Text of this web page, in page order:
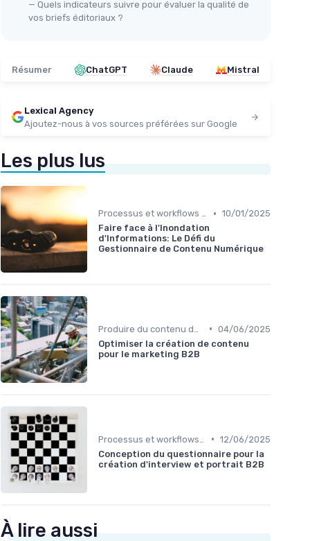
— Quels indicateurs suivre pour évaluer la qualité de
vos briefs éditoriaux ?
Résumer ChatGPT Claude Mistral
Lexical Agency
Ajoutez-nous à vos sources préférées sur Google
Les plus lus
Processus et workflows éditoriaux • 10/01/2025
Faire face à l'Inondation
d'Informations: Le Défi du
Gestionnaire de Contenu Numérique
• 04/06/2025
Optimiser la création de contenu
pour le marketing B2B
• 12/06/2025
Conception du questionnaire pour la
création d'interview et portrait B2B
À lire aussi